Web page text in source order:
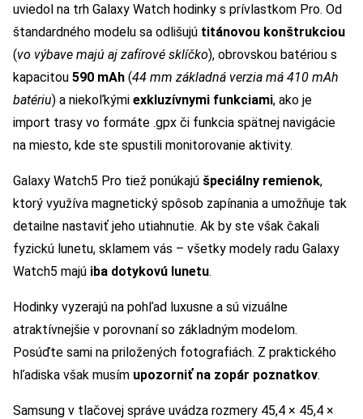
uviedol na trh Galaxy Watch hodinky s prívlastkom Pro. Od
štandardného modelu sa odlišujú titánovou konštrukciou
(vo výbave majú aj zafírové sklíčko), obrovskou batériou s
kapacitou 590 mAh (44 mm základná verzia má 410 mAh
batériu) a niekoľkými exkluzívnymi funkciami, ako je
import trasy vo formáte .gpx či funkcia spätnej navigácie
na miesto, kde ste spustili monitorovanie aktivity.
Galaxy Watch5 Pro tiež ponúkajú špeciálny remienok,
ktorý využíva magnetický spôsob zapínania a umožňuje tak
detailne nastaviť jeho utiahnutie. Ak by ste však čakali
fyzickú lunetu, sklamem vás – všetky modely radu Galaxy
Watch5 majú iba dotykovú lunetu.
Hodinky vyzerajú na pohľad luxusne a sú vizuálne
atraktívnejšie v porovnaní so základným modelom.
Posúďte sami na priložených fotografiách. Z praktického
hľadiska však musím upozorniť na zopár poznatkov.
Samsung v tlačovej správe uvádza rozmery 45,4 × 45,4 ×